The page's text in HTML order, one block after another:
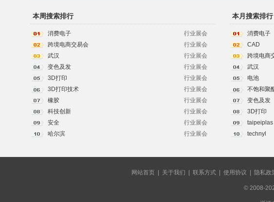
本周搜索排行
行业展会
消费电子
行业展会
跨境电商交易会
行业展会
武汉
行业展会
变色及发
行业展会
3D打印
行业展会
3D打印技术
行业展会
橡胶
行业展会
科技创新
行业展会
安全
行业展会
哈尔滨
本月搜索排行
消费电子
CAD
跨境电商
武汉
电池
不饱和聚
变色及发
3D打印
taipeiplas
technyl
网站首页| 关于我们 联系方式| 使用协议 隐私政
© 2008-